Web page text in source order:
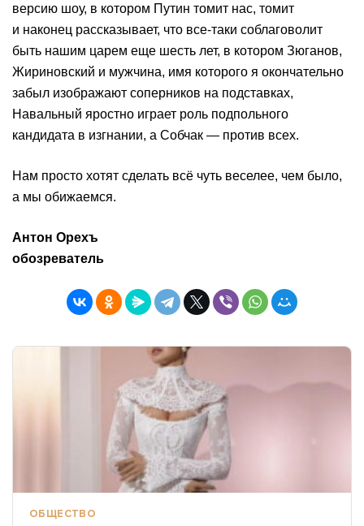
версию шоу, в котором Путин томит нас, томит
и наконец рассказывает, что все-таки соблаговолит
быть нашим царем еще шесть лет, в котором Зюганов,
Жириновский и мужчина, имя которого я окончательно
забыл изображают соперников на подставках,
Навальный яростно играет роль подпольного
кандидата в изгнании, а Собчак — против всех.
Нам просто хотят сделать всё чуть веселее, чем было,
а мы обижаемся.
Антон Орехъ
обозреватель
ОБЩЕСТВО